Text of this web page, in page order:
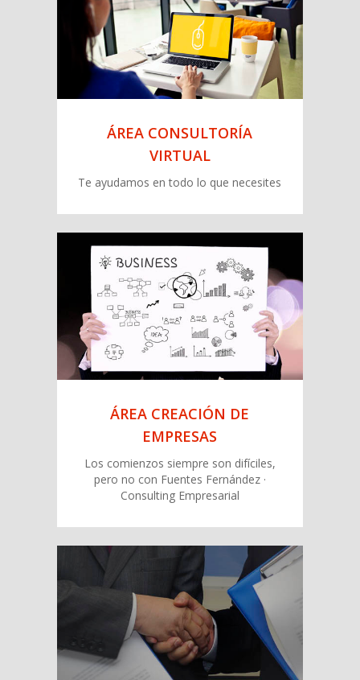
COÑECE TODOS OS NOSOS CLIENTES
Fuentes Fernández · Consulting
Empresarial desarrolla su actividad
en el área del consulting empresarial.
ÁREA CONSULTORÍA
VIRTUAL
Te ayudamos en todo lo que necesites
ÁREA CREACIÓN DE
EMPRESAS
Los comienzos siempre son difíciles,
pero no con Fuentes Fernández ·
Consulting Empresarial